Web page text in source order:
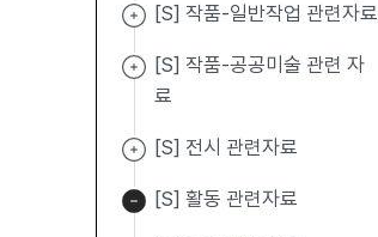
[S] 작품-일반작업 관련자료
[S] 작품-공공미술 관련 자
료
[S] 전시 관련자료
[S] 활동 관련자료